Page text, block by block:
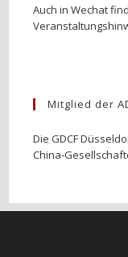
Auch in Wechat
Mitglied der
Die GDCF
China-